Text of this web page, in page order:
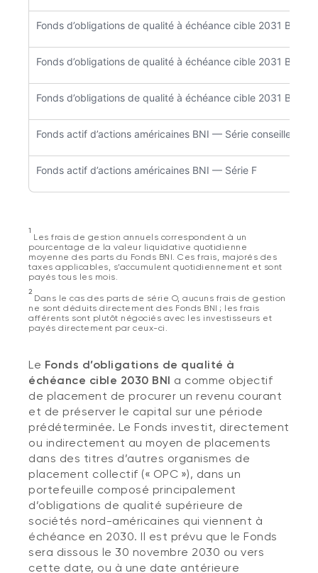
Fonds d’obligations de qualité à échéance cible 2031 BNI —
Fonds d’obligations de qualité à échéance cible 2031 BNI —
Fonds d’obligations de qualité à échéance cible 2031 BNI —
Fonds actif d’actions américaines BNI — Série conseillers
Fonds actif d’actions américaines BNI — Série F
1
Les frais de gestion annuels correspondent à un
pourcentage de la valeur liquidative quotidienne
moyenne des parts du Fonds BNI. Ces frais, majorés des
taxes applicables, s’accumulent quotidiennement et sont
payés tous les mois.
2
Dans le cas des parts de série O, aucuns frais de gestion
ne sont déduits directement des Fonds BNI ; les frais
afférents sont plutôt négociés avec les investisseurs et
payés directement par ceux-ci.
Le Fonds d’obligations de qualité à
échéance cible 2030 BNI a comme objectif
de placement de procurer un revenu courant
et de préserver le capital sur une période
prédéterminée. Le Fonds investit, directement
ou indirectement au moyen de placements
dans des titres d’autres organismes de
placement collectif (« OPC »), dans un
portefeuille composé principalement
d’obligations de qualité supérieure de
sociétés nord-américaines qui viennent à
échéance en 2030. Il est prévu que le Fonds
sera dissous le 30 novembre 2030 ou vers
cette date, ou à une date antérieure